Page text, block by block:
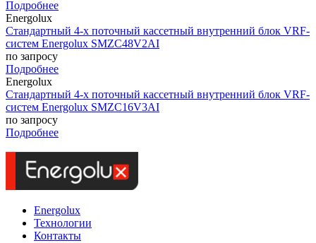
Подробнее
Energolux
Стандартный 4-х поточный кассетный внутренний блок VRF-
систем Energolux SMZC48V2AI
по запросу
Подробнее
Energolux
Стандартный 4-х поточный кассетный внутренний блок VRF-
систем Energolux SMZC16V3AI
по запросу
Подробнее
Energolux
Технологии
Контакты